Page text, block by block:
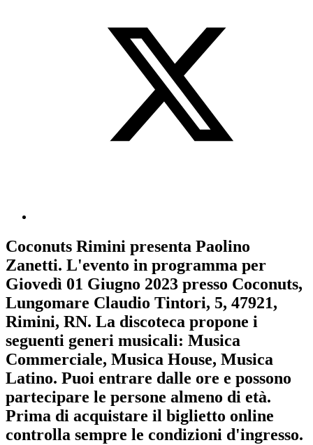
Coconuts Rimini presenta Paolino
Zanetti. L'evento in programma per
Giovedì 01 Giugno 2023 presso Coconuts,
Lungomare Claudio Tintori, 5, 47921,
Rimini, RN. La discoteca propone i
seguenti generi musicali: Musica
Commerciale, Musica House, Musica
Latino. Puoi entrare dalle ore e possono
partecipare le persone almeno di età.
Prima di acquistare il biglietto online
controlla sempre le condizioni d'ingresso.